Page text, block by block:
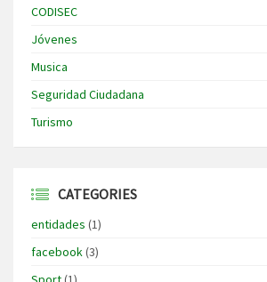
CODISEC
Jóvenes
Musica
Seguridad Ciudadana
Turismo
CATEGORIES
entidades (1)
facebook(3)